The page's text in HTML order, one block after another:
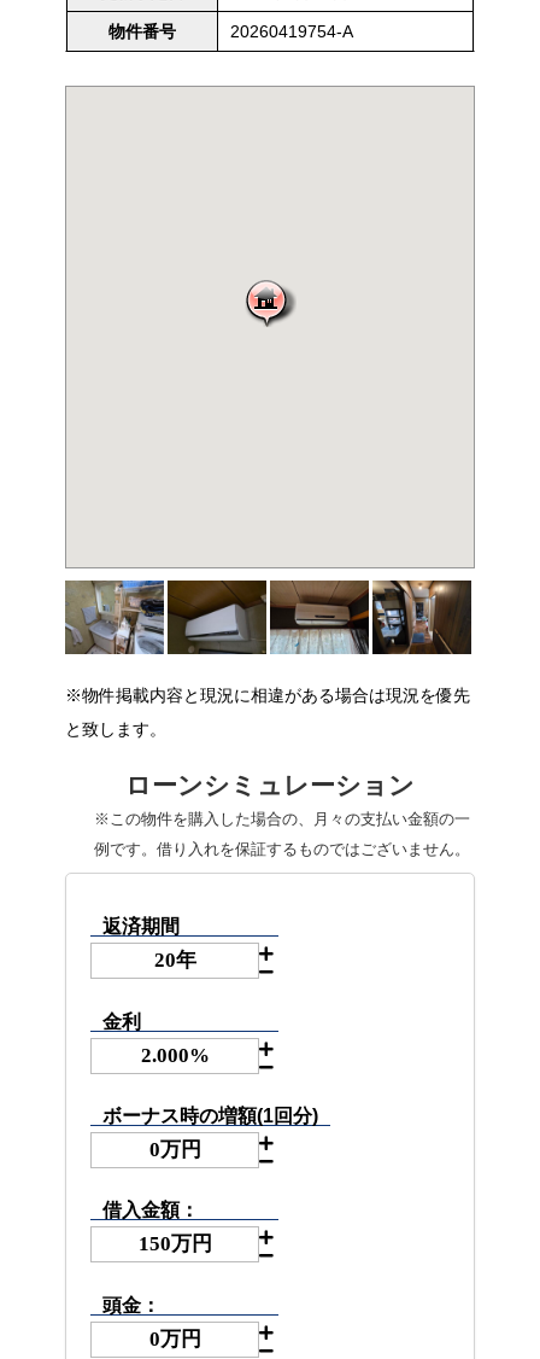
物件番号 20260419754-A
※物件掲載内容と現況に相違がある場合は現況を優先
と致します。
ローンシミュレーション
※この物件を購入した場合の、月々の支払い金額の一
例です。借り入れを保証するものではございません。
返済期間
金利
ボーナス時の増額(1回分)
借入金額：
頭金：